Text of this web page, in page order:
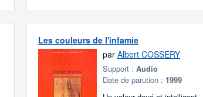
Les couleurs de l'infamie
par Albert COSSERY
Support : Audio
Date de parution : 1999